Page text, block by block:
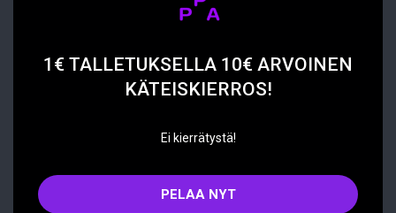
1€ TALLETUKSELLA 10€ ARVOINEN
KÄTEISKIERROS!
Ei kierrätystä!
PELAA NYT